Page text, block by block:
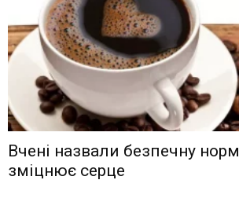
Вчені назвали безпечну
зміцнює серце